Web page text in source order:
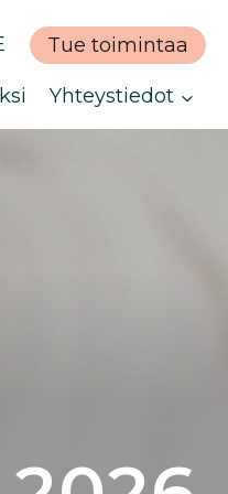
Tue toimintaa
Yhteystiedot